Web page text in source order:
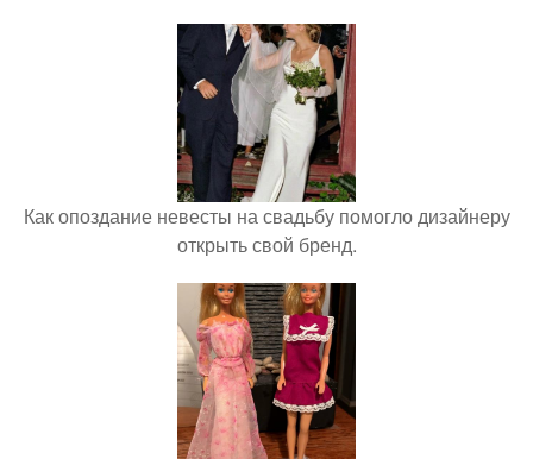
Как опоздание невесты на свадьбу помогло дизайнеру
открыть свой бренд.